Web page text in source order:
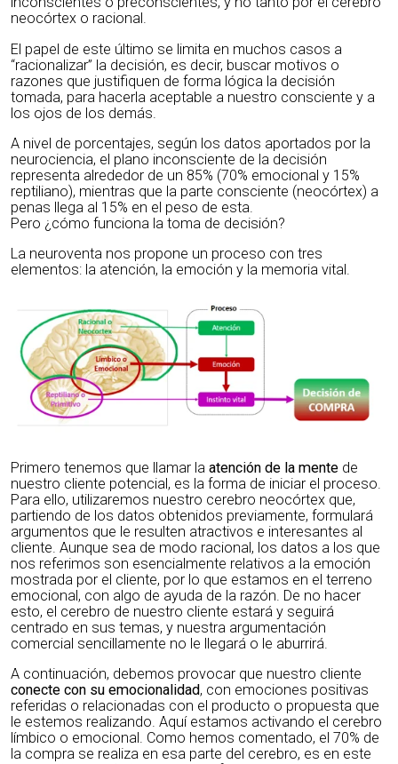
neocórtex o racional.
El papel de este último se limita en muchos casos a
“racionalizar” la decisión, es decir, buscar motivos o
razones que justifiquen de forma lógica la decisión
tomada, para hacerla aceptable a nuestro consciente y a
los ojos de los demás.
A nivel de porcentajes, según los datos aportados por la
neurociencia, el plano inconsciente de la decisión
representa alrededor de un 85% (70% emocional y 15%
reptiliano), mientras que la parte consciente (neocórtex) a
penas llega al 15% en el peso de esta.
Pero ¿cómo funciona la toma de decisión?
La neuroventa nos propone un proceso con tres
elementos: la atención, la emoción y la memoria vital.
Primero tenemos que llamar laatención de la mente de
nuestro cliente potencial, es la forma de iniciar el proceso.
Para ello, utilizaremos nuestro cerebro neocórtex que,
partiendo de los datos obtenidos previamente, formulará
argumentos que le resulten atractivos e interesantes al
cliente. Aunque sea de modo racional, los datos a los que
nos referimos son esencialmente relativos a la emoción
mostrada por el cliente, por lo que estamos en el terreno
emocional, con algo de ayuda de la razón. De no hacer
esto, el cerebro de nuestro cliente estará y seguirá
centrado en sus temas, y nuestra argumentación
comercial sencillamente no le llegará o le aburrirá.
A continuación, debemos provocar que nuestro cliente
conecte con su emocionalidad, con emociones positivas
referidas o relacionadas con el producto o propuesta que
le estemos realizando. Aquí estamos activando el cerebro
límbico o emocional. Como hemos comentado, el 70% de
la compra se realiza en esa parte del cerebro, es en este